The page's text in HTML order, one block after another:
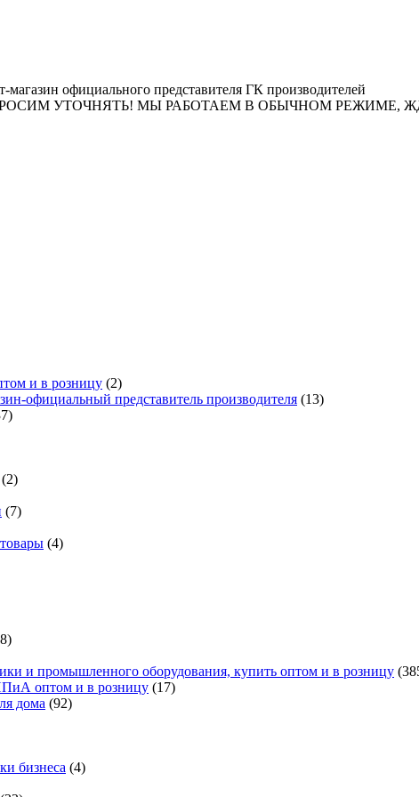
официального представителя ГК производителей
УТОЧНЯТЬ! МЫ РАБОТАЕМ В ОБЫЧНОМ РЕЖИМЕ, ЖДЕМ
и в розницу (2)
официальный представитель производителя (13)
(2)
(7)
(4)
и промышленного оборудования, купить оптом и в розницу
оптом и в розницу (17)
дома (92)
бизнеса (4)